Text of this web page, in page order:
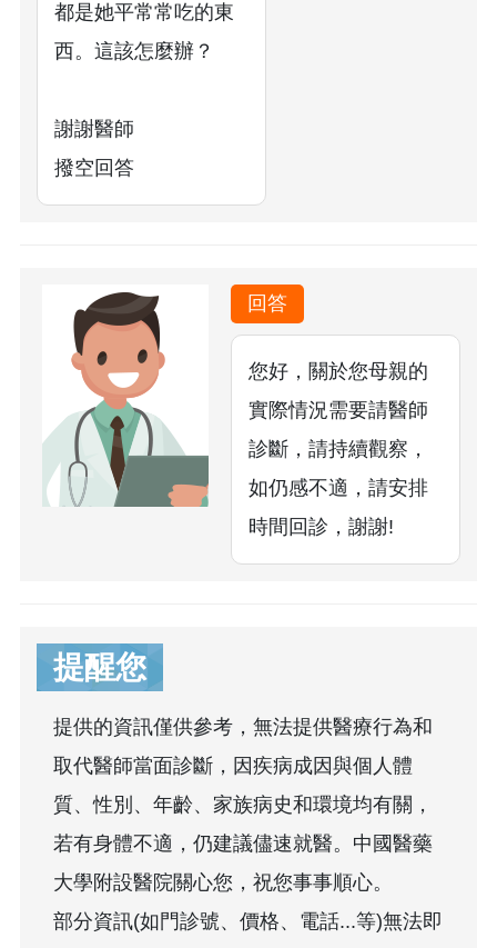
都是她平常常吃的東
西。這該怎麼辦？
謝謝醫師
撥空回答
回答
您好，關於您母親的
實際情況需要請醫師
診斷，請持續觀察，
如仍感不適，請安排
時間回診，謝謝!
提醒您
提供的資訊僅供參考，無法提供醫療行為和
取代醫師當面診斷，因疾病成因與個人體
質、性別、年齡、家族病史和環境均有關，
若有身體不適，仍建議儘速就醫。中國醫藥
大學附設醫院關心您，祝您事事順心。
部分資訊(如門診號、價格、電話...等)無法即